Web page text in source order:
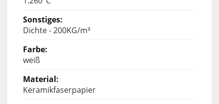
Dichte - 200KG/m³
weiß
Keramikfaserpapier